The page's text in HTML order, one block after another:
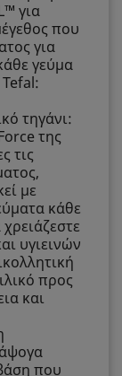
για
που
για
γεύμα
τηγάνι:
της
τις
με
κάθε
υγιεινών
προς
και
που